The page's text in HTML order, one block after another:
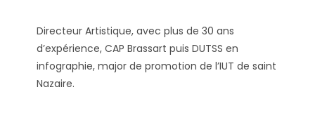
Directeur Artistique, avec plus de 30 ans
d’expérience, CAP Brassart puis DUTSS en
infographie, major de promotion de l’IUT de saint
Nazaire.